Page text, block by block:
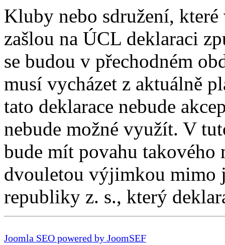
Kluby nebo sdružení,
zašlou na ÚCL deklaraci
se budou v přechodném
musí vycházet z aktuálně
tato deklarace nebude
nebude možné využít. V
bude mít povahu takového
dvouletou výjimkou mimo
republiky z. s., který
Joomla SEO powered by JoomSEF